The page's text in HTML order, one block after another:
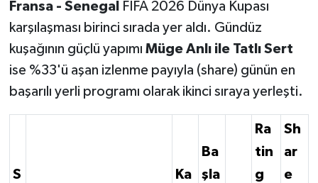
Fransa - Senegal
FIFA 2026 Dünya Kupası
karşılaşması birinci sırada yer aldı. Gündüz
kuşağının güçlü yapımı Müge Anlı ile Tatlı Sert
ise %33'ü aşan izlenme payıyla (share) günün en
başarılı yerli programı olarak ikinci sıraya yerleşti.
S
Ka
Ba
şla
Ra
tin
g
Sh
ar
e